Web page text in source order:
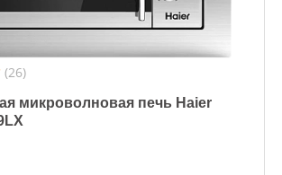
(26)
микроволновая печь Haier